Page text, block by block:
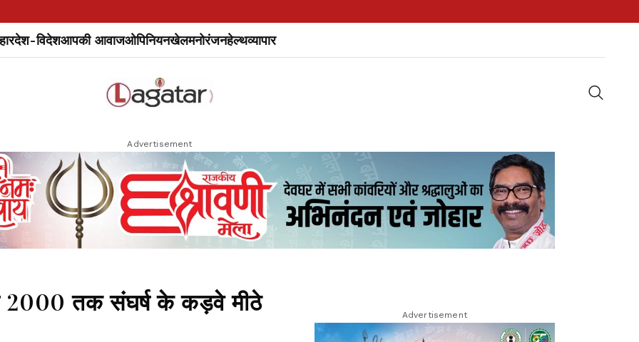
देश-विदेशआपकी आवाजओपिनियनखेलमनोरंजनहेल्थव्यापार
Advertisement
तक संघर्ष के कड़वे मीठे Advertisement